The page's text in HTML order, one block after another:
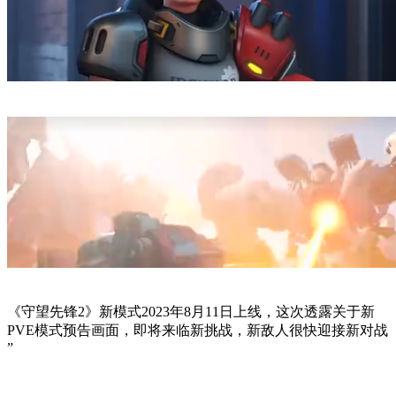
《守望先锋2》新模式2023年8月11日上线，这次透露关于新
PVE模式预告画面，即将来临新挑战，新敌人很快迎接新对战
”